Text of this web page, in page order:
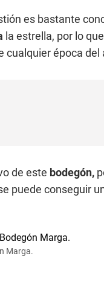
es bastante
la estrella, por lo
época del
de este bodegón,
puede conseguir
Marga.